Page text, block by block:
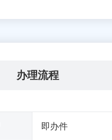
办理流程
即办件